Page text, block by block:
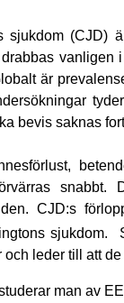
sjukdom (CJD)
är
bevis saknas
snabbt.
CJD:s
sjukdom.
leder till att de
man av